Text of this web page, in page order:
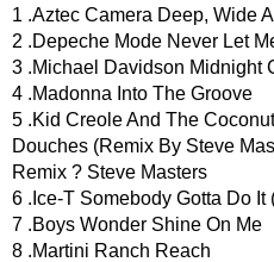
1 .Aztec Camera Deep, Wide
2 .Depeche Mode Never Let
3 .Michael Davidson Midnight
4 .Madonna Into The Groove
5 .Kid Creole And The
Douches (Remix By Steve
Remix ? Steve Masters
6 .Ice-T Somebody Gotta Do It
7 .Boys Wonder Shine On Me
8 .Martini Ranch Reach